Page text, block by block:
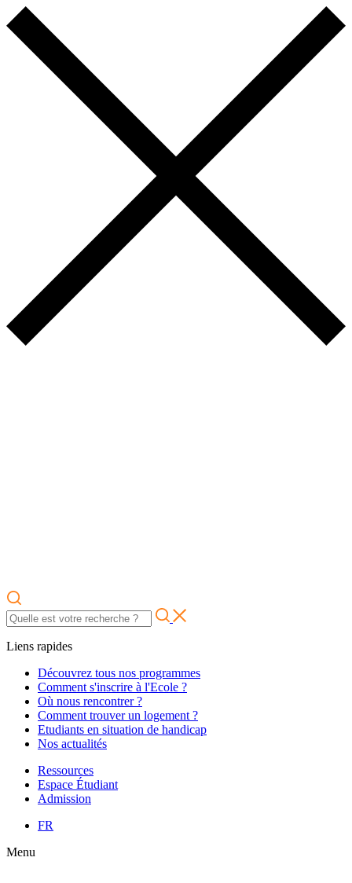
Liens rapides
Découvrez tous nos programmes
Comment s'inscrire à l'Ecole ?
Où nous rencontrer ?
Comment trouver un logement ?
Etudiants en situation de handicap
Nos actualités
Ressources
Espace Étudiant
Admission
FR
Menu